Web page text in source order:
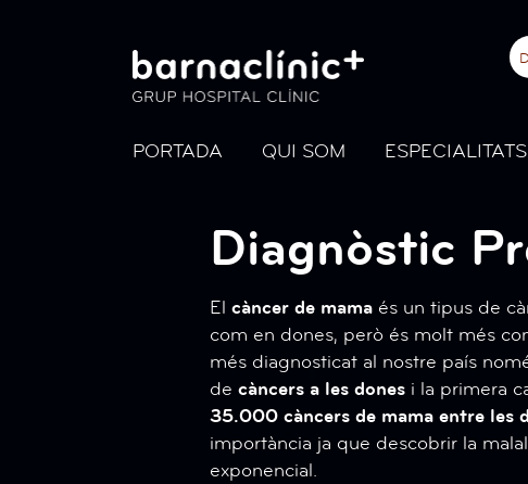
PORTADA QUI SOM ESPECIALITATS
Diagnòstic
Elcàncer de mama és un tipus de
com en dones, però és molt més
més diagnosticat al nostre país
decàncers a les dones i la primera
35.000 càncers de mama entre les
importància ja que descobrir la
exponencial.